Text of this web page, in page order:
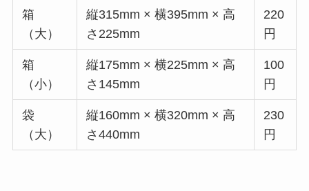
箱
（大）
縦315mm × 横395mm × 高
さ225mm
220
円
箱
（小）
縦175mm × 横225mm × 高
さ145mm
100
円
袋
（大）
縦160mm × 横320mm × 高
さ440mm
230
円